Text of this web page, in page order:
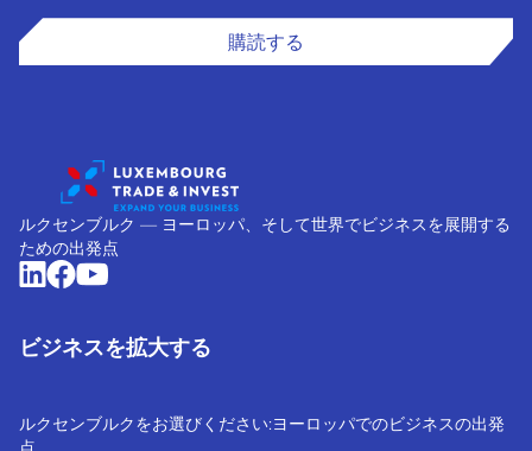
購読する
ルクセンブルク ― ヨーロッパ、そして世界でビジネスを展開する
ための出発点
ビジネスを拡大する
ルクセンブルクをお選びください:ヨーロッパでのビジネスの出発